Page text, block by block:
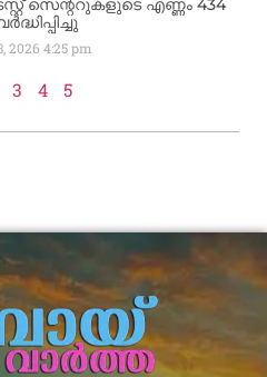
സെന്ററുകളുടെ എണ്ണം 434
20264:25 pm
3 4 5